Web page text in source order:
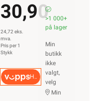
30,90
24,72 eks.
mva.
Pris per 1
Stykk
Hurtigkasse
>1 000+
på lager
Min
butikk
ikke
valgt,
velg
Min